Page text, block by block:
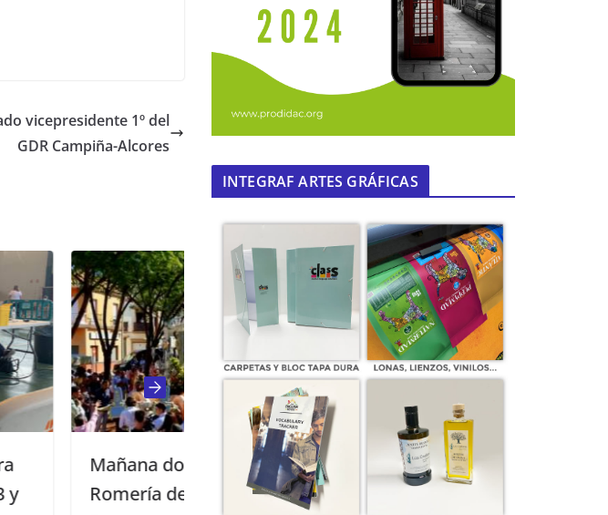
vicepresidente 1º del
GDR Campiña-Alcores
se celebra la
Señora de Los
Retablo incompleto de la pureza
05 de mayo de 2016
INTEGRAF ARTES GRÁFICAS